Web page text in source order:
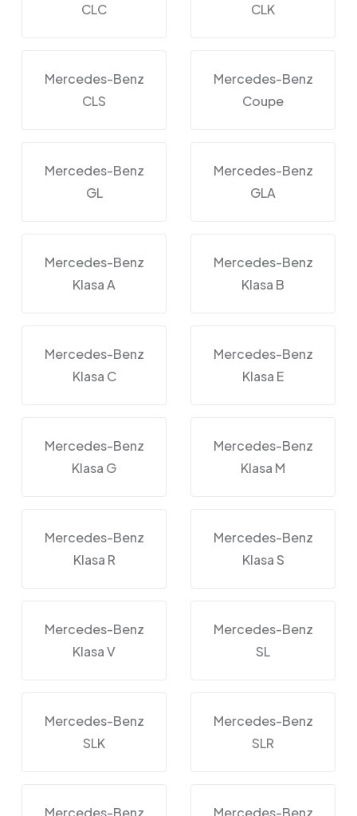
CLC
CLK
Mercedes-Benz
CLS
Mercedes-Benz
Coupe
Mercedes-Benz
GL
Mercedes-Benz
GLA
Mercedes-Benz
Klasa A
Mercedes-Benz
Klasa B
Mercedes-Benz
Klasa C
Mercedes-Benz
Klasa E
Mercedes-Benz
Klasa G
Mercedes-Benz
Klasa M
Mercedes-Benz
Klasa R
Mercedes-Benz
Klasa S
Mercedes-Benz
Klasa V
Mercedes-Benz
SL
Mercedes-Benz
SLK
Mercedes-Benz
SLR
Mercedes-Benz Mercedes-Benz